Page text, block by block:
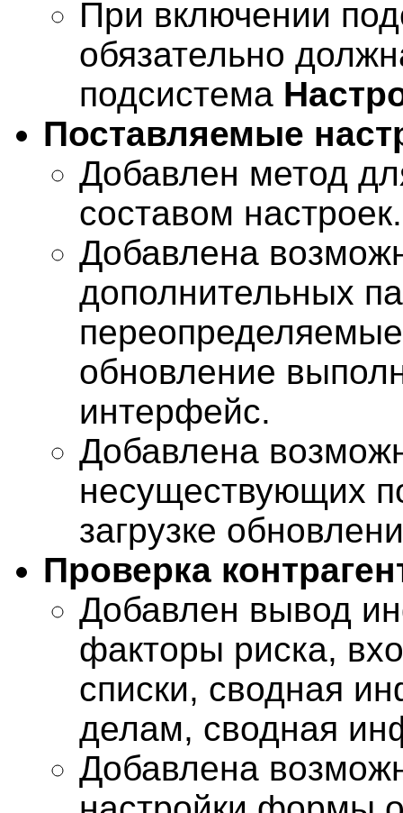
При включении
обязательно
подсистема
Поставляемые
Добавлен метод
составом настроек.
Добавлена
дополнительных
обновление
интерфейс.
Добавлена
несуществующих
загрузке
Проверка
Добавлен вывод
факторы риска,
списки, сводная
делам, сводная
Добавлена